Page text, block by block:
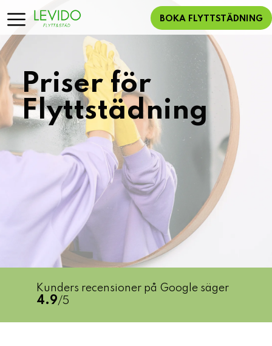
BOKA FLYTTSTÄDNING
Priser för
Flyttstädning
Kunders recensioner på Google säger
4.9/5